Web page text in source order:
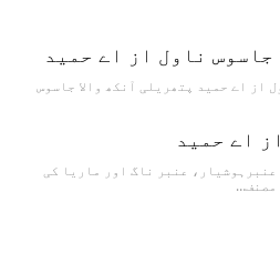
جاسوس ناول از اے حمید
از اے حمید پتھریلی آنکھ والا جاسوس
اے حمید
عنبر ناگ اور ماریا کی